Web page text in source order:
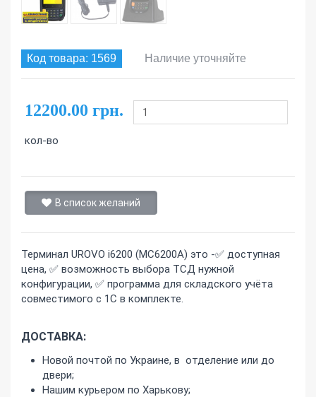
Код товара: 1569 Наличие уточняйте
12200.00 грн.
кол-во
В список желаний
Терминал UROVO i6200 (MC6200A) это -✅ доступная
цена, ✅ возможность выбора ТСД нужной
конфигурации, ✅ программа для складского учёта
совместимого с 1С в комплекте.
ДОСТАВКА:
Новой почтой по Украине, в отделение или до
двери;
Нашим курьером по Харькову;